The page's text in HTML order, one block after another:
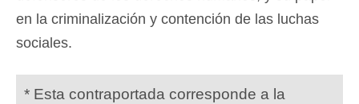
en la criminalización y contención de las luchas
sociales.
* Esta contraportada corresponde a la